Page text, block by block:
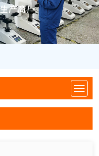


产商！